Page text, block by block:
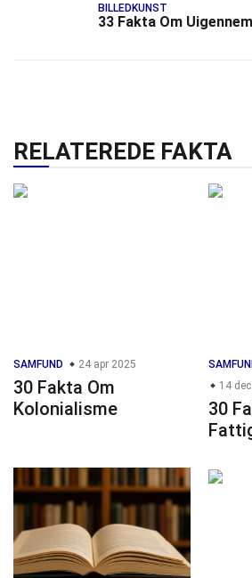
BILLEDKUNST
33 Fakta Om
RELATEREDE FAKTA
SAMFUND 24 apr 2025
30 Fakta Om
Kolonialisme
14
30